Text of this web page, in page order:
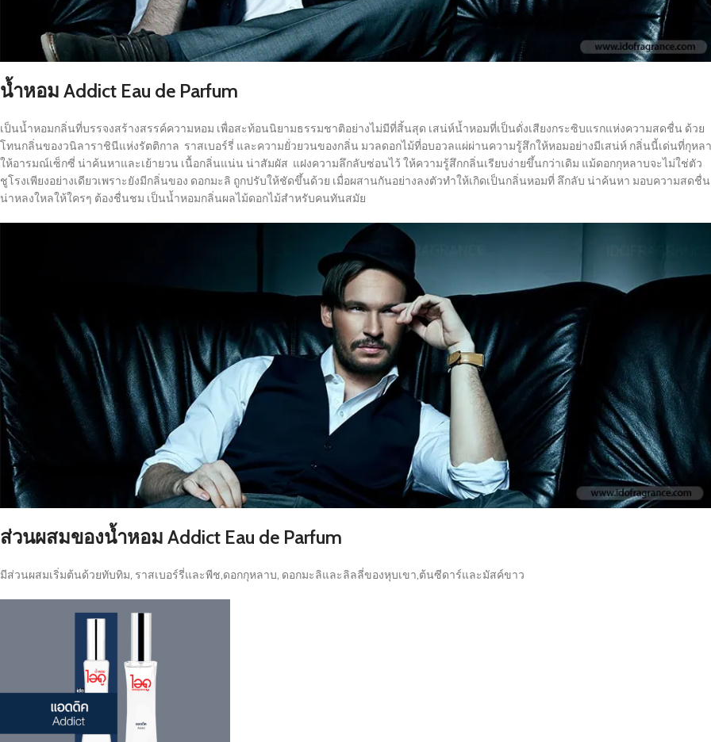
น้ำหอม Addict Eau de Parfum
เป็นน้ำหอมกลิ่นที่บรรจงสร้างสรรค์ความหอม เพื่อสะท้อนนิยามธรรมชาติอย่างไม่มีที่สิ้นสุด เสน่ห์น้ำหอมที่เป็นดั่งเสียงกระซิบแรกแห่งความสดชื่น ด้วย
โทนกลิ่นของวนิลาราชินีแห่งรัตติกาล ราสเบอร์รี่ และความยั่วยวนของกลิ่น มวลดอกไม้ที่อบอวลแผ่ผ่านความรู้สึกให้หอมอย่างมีเสน่ห์ กลิ่นนี้เด่นที่กุหล
ให้อารมณ์เซ็กซี่ น่าค้นหาและเย้ายวน เนื้อกลิ่นแน่น น่าสัมผัส แฝงความลึกลับซ่อนไว้ ให้ความรู้สึกกลิ่นเรียบง่ายขึ้นกว่าเดิม แม้ดอกกุหลาบจะไม่ใช่ตัว
ชูโรงเพียงอย่างเดียวเพราะยังมีกลิ่นของ ดอกมะลิ ถูกปรับให้ชัดขึ้นด้วย เมื่อผสานกันอย่างลงตัวทำให้เกิดเป็นกลิ่นหอมที่ ลึกลับ น่าค้นหา มอบความสดชื่น
น่าหลงใหลให้ใครๆ ต้องชื่นชม เป็นน้ำหอมกลิ่นผลไม้ดอกไม้สำหรับคนทันสมัย
ส่วนผสมของน้ำหอม Addict Eau de Parfum
มีส่วนผสมเริ่มต้นด้วยทับทิม, ราสเบอร์รี่และพีช,ดอกกุหลาบ, ดอกมะลิและลิลลี่ของหุบเขา,ต้นซีดาร์และมัสค์ขาว